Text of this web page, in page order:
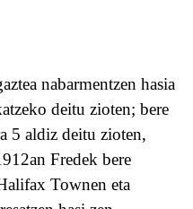
nabarmentzen hasia
deitu zioten; bere
5 aldiz deitu zioten,
an Fredek bere
Townen eta